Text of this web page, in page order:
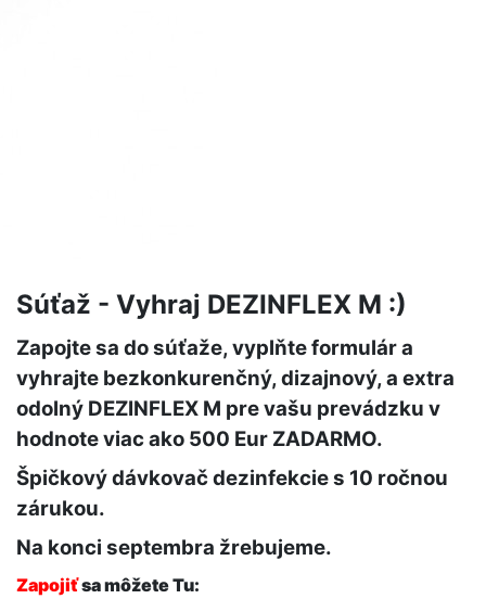
Súťaž - Vyhraj DEZINFLEX M :)
Zapojte sa do súťaže, vyplňte formulár a
vyhrajte bezkonkurenčný, dizajnový, a extra
odolný DEZINFLEX M pre vašu prevádzku v
hodnote viac ako 500 Eur ZADARMO.
Špičkový dávkovač dezinfekcie s 10 ročnou
zárukou.
Na konci septembra žrebujeme.
Zapojiťsa môžete Tu: